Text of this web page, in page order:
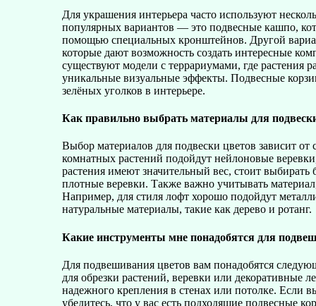
Для украшения интерьера часто используют
популярных вариантов — это подвесные кашпо,
помощью специальных кронштейнов. Другой
которые дают возможность создать интересные
существуют модели с террариумами, где растения
уникальные визуальные эффекты. Подвесные
зелёных уголков в интерьере.
Как правильно выбрать материалы для
Выбор материалов для подвески цветов зависит от
комнатных растений подойдут нейлоновые
растения имеют значительный вес, стоит
плотные веревки. Также важно учитывать
Например, для стиля лофт хорошо подойдут
натуральные материалы, такие как дерево и ротанг.
Какие инструменты мне понадобятся для
Для подвешивания цветов вам понадобятся
для обрезки растений, веревки или
надежного крепления в стенах или потолке. Если
убедитесь, что у вас есть подходящие подвесные